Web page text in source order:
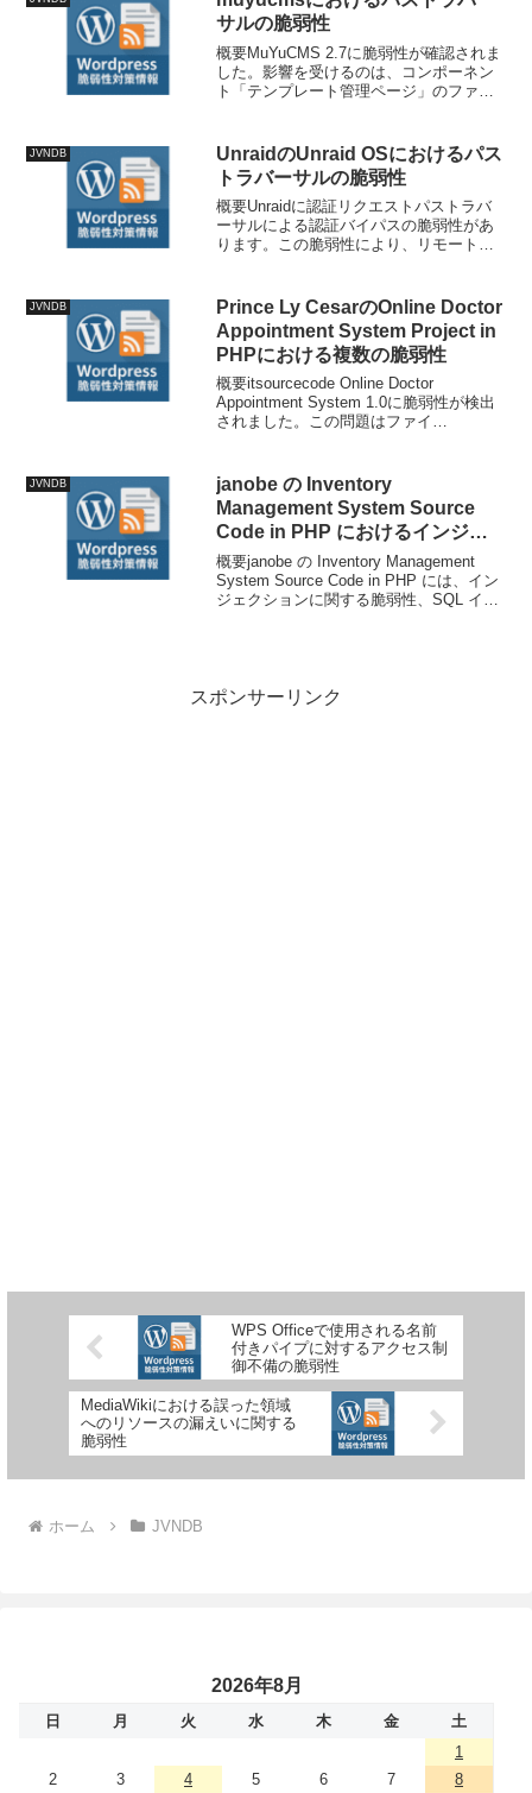
サルの脆弱性
概要MuYuCMS 2.7に脆弱性が確認されま
した。影響を受けるのは、コンポーネン
ト「テンプレート管理ページ」のファイ
内の関数delete_dir_file...
JVNDB
UnraidのUnraid OSにおけるパス
トラバーサルの脆弱性
概要Unraidに認証リクエストパストラバ
ーサルによる認証バイパスの脆弱性があ
ります。この脆弱性により、リモートの
弱性を悪用する際に認証は不要です。具
体的な脆弱性...
JVNDB
Prince Ly CesarのOnline Doctor
Appointment System Project in
PHPにおける複数の脆弱性
概要itsourcecode Online Doctor
Appointment System 1.0に脆弱性が検出
されました。この問題はファイ
JVNDB
janobe の Inventory
Management System Source
Code in PHP におけるインジェ
クションに関する脆弱性
概要janobe の Inventory Management
System Source Code in PHP には、イン
ジェクションに関する脆弱性、SQL イン
スポンサーリンク
WPS Officeで使用される名前
付きパイプに対するアクセス制
御不備の脆弱性
MediaWikiにおける誤った領域
へのリソースの漏えいに関する
脆弱性
ホーム JVNDB
2026年8月
日 月 火 水 木 金
土
1
2
3 4 5 6 7
8